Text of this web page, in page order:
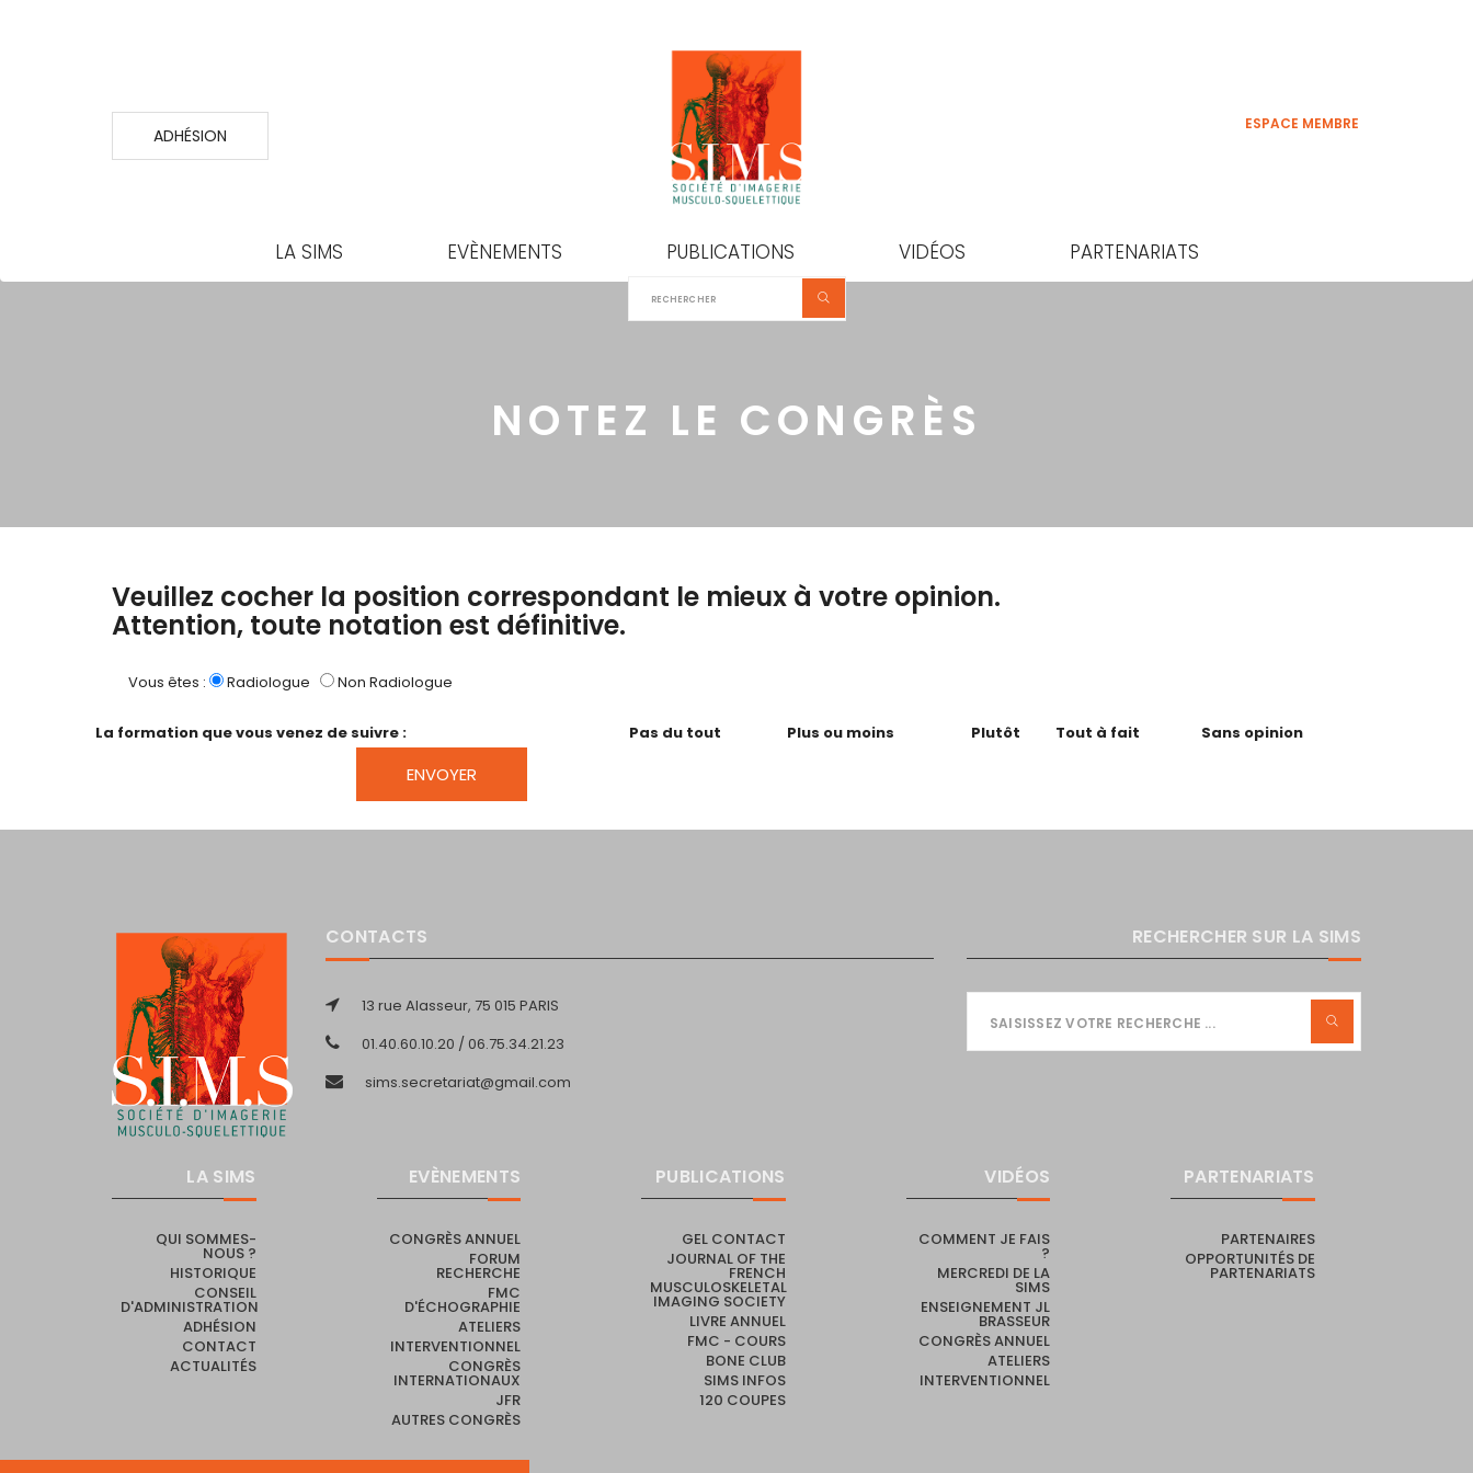
ADHÉSION
ESPACE MEMBRE
LA SIMS EVÈNEMENTS PUBLICATIONS VIDÉOS PARTENARIATS
NOTEZ LE CONGRÈS
Veuillez cocher la position correspondant le mieux à votre opinion.
Attention, toute notation est définitive.
Vous êtes : Radiologue Non Radiologue
La formation que vous venez de suivre : Pas du tout Plus ou moins Plutôt Tout à fait Sans opinion
CONTACTS
13 rue Alasseur, 75 015 PARIS
01.40.60.10.20 / 06.75.34.21.23
sims.secretariat@gmail.com
RECHERCHER SUR LA SIMS
LA SIMS
QUI SOMMES-
NOUS ?
HISTORIQUE
CONSEIL
D'ADMINISTRATION
ADHÉSION
CONTACT
ACTUALITÉS
EVÈNEMENTS
CONGRÈS ANNUEL
FORUM
RECHERCHE
FMC
D'ÉCHOGRAPHIE
ATELIERS
INTERVENTIONNEL
CONGRÈS
INTERNATIONAUX
JFR
AUTRES CONGRÈS
PUBLICATIONS
GEL CONTACT
JOURNAL OF THE
FRENCH
MUSCULOSKELETAL
IMAGING SOCIETY
LIVRE ANNUEL
FMC - COURS
BONE CLUB
SIMS INFOS
120 COUPES
VIDÉOS
COMMENT JE FAIS
?
MERCREDI DE LA
SIMS
ENSEIGNEMENT JL
BRASSEUR
CONGRÈS ANNUEL
ATELIERS
INTERVENTIONNEL
PARTENARIATS
PARTENAIRES
OPPORTUNITÉS DE
PARTENARIATS